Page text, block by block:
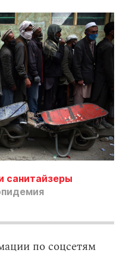
санитайзеры
по соцсетям